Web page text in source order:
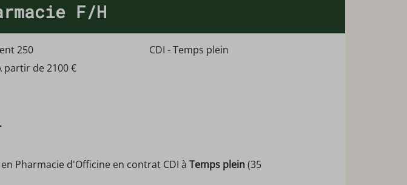
F/H
250
partir de 2100 €
CDI - Temps plein
Pharmacie d'Officine en contrat CDI à Temps plein(35